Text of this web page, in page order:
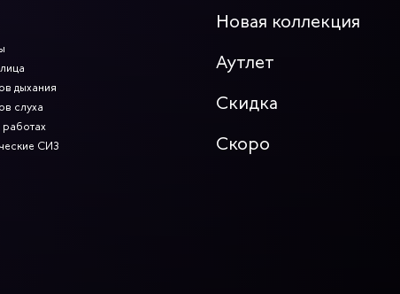
дыхания
слуха
СИЗ
Новая коллекция
Аутлет
Скидка
Скоро